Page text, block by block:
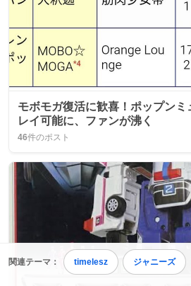
関連テーマ： timelesz ジャニーズ
モボモガ復活に歓喜！ポップン
レイ可能に、ファンが沸く
46件のポスト